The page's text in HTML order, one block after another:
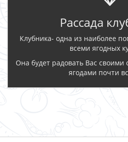
Рассада
Клубника- одна из наиболее
всеми ягодных
Она будет радовать Вас
ягодами почти